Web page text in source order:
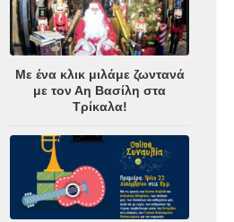
Με ένα κλικ μιλάμε ζωντανά
με τον Αη Βασίλη στα
Τρίκαλα!